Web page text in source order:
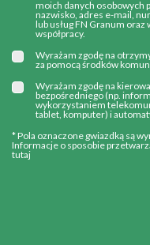
moich danych osobowych
nazwisko, adres e-mail,
lub usług FN Granum
współpracy.
Wyrażam zgodę na
za pomocą środków
Wyrażam zgodę na
bezpośredniego (np.
wykorzystaniem
tablet, komputer) i
* Pola oznaczone gwiazdką są
Informacje o sposobie
tutaj